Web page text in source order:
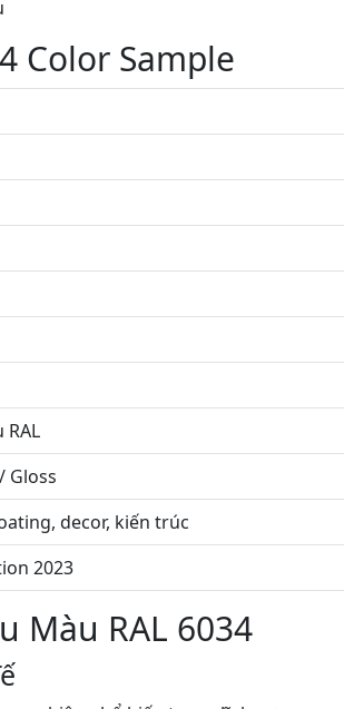
Color Sample
Gloss
decor, kiến trúc
2023
Màu RAL 6034